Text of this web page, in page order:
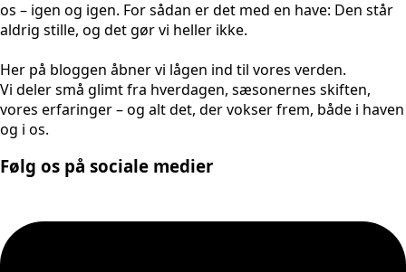
os – igen og igen. For sådan er det med en have: Den står
aldrig stille, og det gør vi heller ikke.
Her på bloggen åbner vi lågen ind til vores verden.
Vi deler små glimt fra hverdagen, sæsonernes skiften,
vores erfaringer – og alt det, der vokser frem, både i haven
og i os.
Følg os på sociale medier